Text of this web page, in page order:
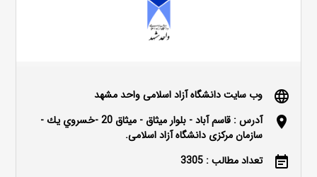
language وب سایت دانشگاه آزاد اسلامی واحد مشهد
location_on
آدرس : قاسم آباد - بلوار ميثاق - ميثاق 20 -خسروي يك -
سازمان مرکزی دانشگاه آزاد اسلامی.
event_note تعداد مطالب : 3305